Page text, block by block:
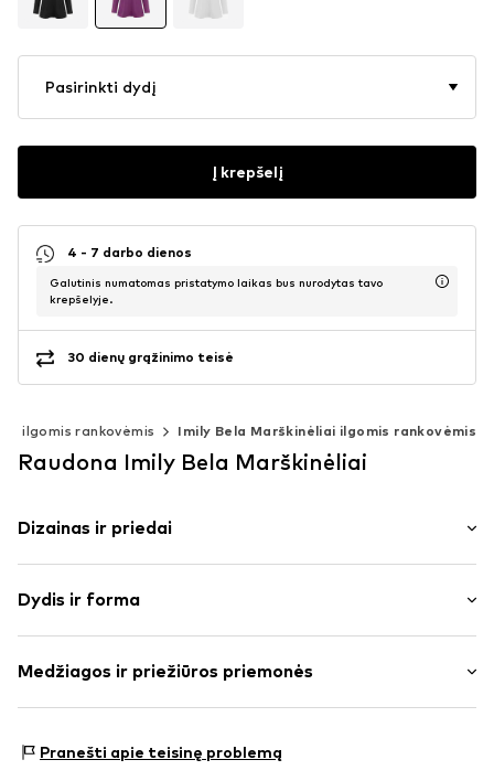
Pasirinkti dydį
Į krepšelį
4 - 7 darbo dienos
Galutinis numatomas pristatymo laikas bus nurodytas tavo
krepšelyje.
30 dienų grąžinimo teisė
ilgomis rankovėmis Imily Bela Marškinėliai ilgomis rankovėmis
Raudona Imily Bela Marškinėliai
Dizainas ir priedai
Atlenkta apykaklė
Dygsniuotas apvadas / kraštas
Minkšta tekstūra
Dydis ir forma
Ilgis: Ilgas modelis
Pritaikomumas: Įprastas prigludimas
Dydžių lentelė
Medžiagos ir priežiūros priemonės
Kilmės šalis: Kinija
Pranešti apie teisinę problemą